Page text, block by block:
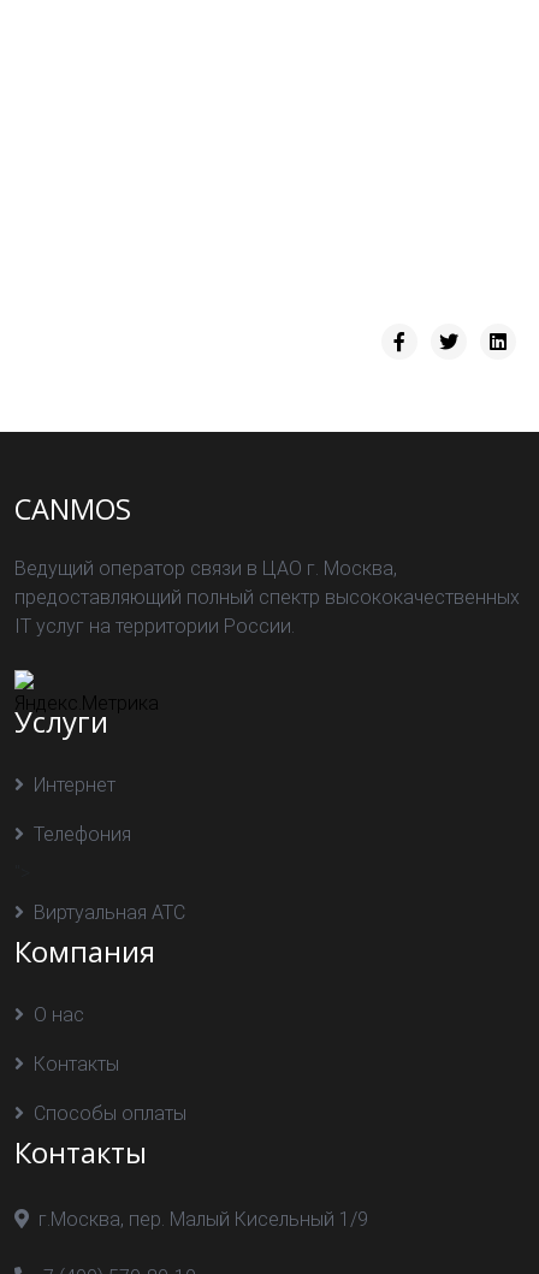
CANMOS
Ведущий оператор связи в ЦАО г. Москва,
предоставляющий полный спектр высококачественных
IT услуг на территории России.
Услуги
Интернет
Телефония
Виртуальная АТС
Компания
О нас
Контакты
Способы оплаты
Контакты
г.Москва, пер. Малый Кисельный 1/9